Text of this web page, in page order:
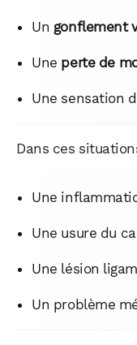
Un gonflement
Une perte de
Une sensation
Dans ces
Une
Une usure du
Une lésion
Un problème